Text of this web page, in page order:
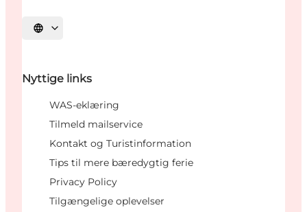
Vælg sprog
Nyttige links
WAS-eklæring
Tilmeld mailservice
Kontakt og Turistinformation
Tips til mere bæredygtig ferie
Privacy Policy
Tilgængelige oplevelser